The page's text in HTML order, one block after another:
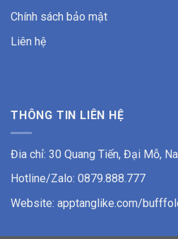
Chính sách bảo mật
Liên hệ
THÔNG TIN LIÊN HỆ
Đia chỉ: 30 Quang Tiến, Đại Mỗ,
Hotline/Zalo: 0879.888.777
Website: apptanglike.com/